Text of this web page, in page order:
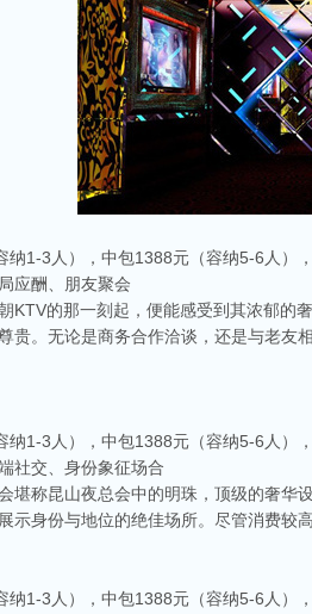
纳1-3人），中包1388元（容纳5-6人
应酬、朋友聚会
KTV的那一刻起，便能感受到其浓郁的
贵。无论是商务合作洽谈，还是与老
纳1-3人），中包1388元（容纳5-6人
社交、身份象征场合
堪称昆山夜总会中的明珠，顶级的奢
示身份与地位的绝佳场所。尽管消费
纳1-3人），中包1388元（容纳5-6人